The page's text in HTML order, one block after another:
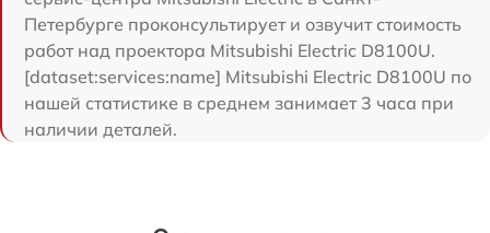
Петербурге проконсультирует и озвучит стоимость
работ над проектора Mitsubishi Electric D8100U.
[dataset:services:name] Mitsubishi Electric D8100U по
нашей статистике в среднем занимает 3 часа при
наличии деталей.